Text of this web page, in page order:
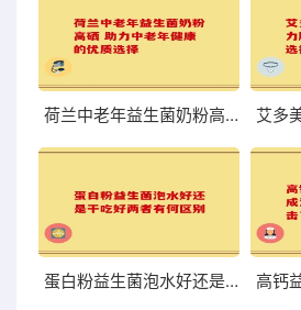
荷兰中老年益生菌奶粉高硒 助力中老年健康的优质选择
蛋白粉益生菌泡水好还是干吃好两者有何区别